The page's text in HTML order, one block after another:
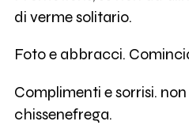
di verme solitario.
Foto e abbracci.
Complimenti e sorrisi.
chissenefrega.